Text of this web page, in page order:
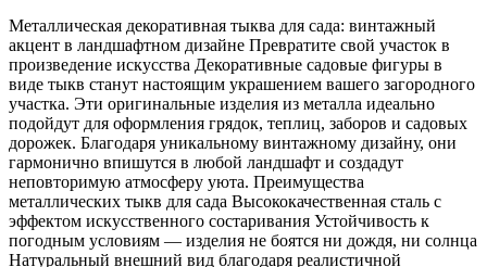
Металлическая декоративная тыква для сада: винтажный
акцент в ландшафтном дизайне Превратите свой участок в
произведение искусства Декоративные садовые фигуры в
виде тыкв станут настоящим украшением вашего загородного
участка. Эти оригинальные изделия из металла идеально
подойдут для оформления грядок, теплиц, заборов и садовых
дорожек. Благодаря уникальному винтажному дизайну, они
гармонично впишутся в любой ландшафт и создадут
неповторимую атмосферу уюта. Преимущества
металлических тыкв для сада Высококачественная сталь с
эффектом искусственного состаривания Устойчивость к
погодным условиям — изделия не боятся ни дождя, ни солнца
Натуральный внешний вид благодаря реалистичной